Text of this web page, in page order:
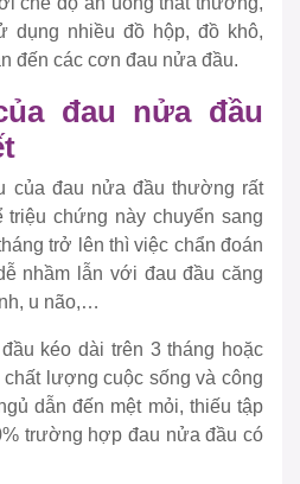
dụng nhiều đồ hộp, đồ khô,
đến các cơn đau nửa đầu.
đau nửa đầu
của đau nửa đầu thường rất
chứng này chuyển sang
trở lên thì việc chẩn đoán
nhầm lẫn với đau đầu căng
u não,…
kéo dài trên 3 tháng hoặc
lượng cuộc sống và công
dẫn đến mệt mỏi, thiếu tập
trường hợp đau nửa đầu có